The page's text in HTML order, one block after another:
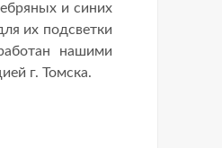
и синих
их подсветки
нашими
г. Томска.